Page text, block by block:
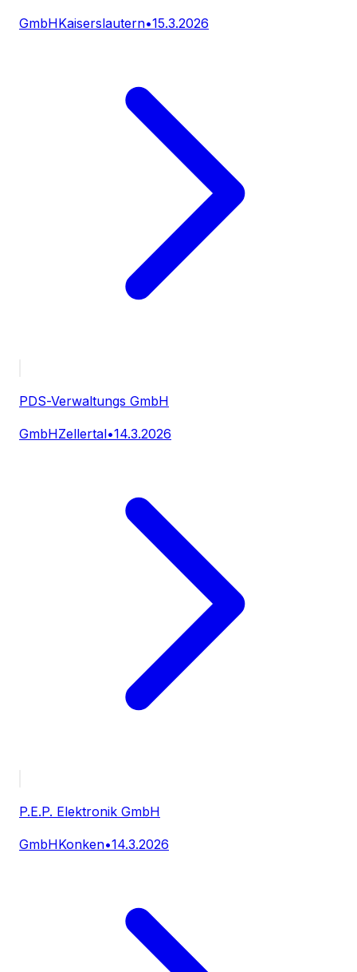
GmbHKaiserslautern•15.3.2026
PDS-Verwaltungs GmbH
GmbHZellertal•14.3.2026
P.E.P. Elektronik GmbH
GmbHKonken•14.3.2026